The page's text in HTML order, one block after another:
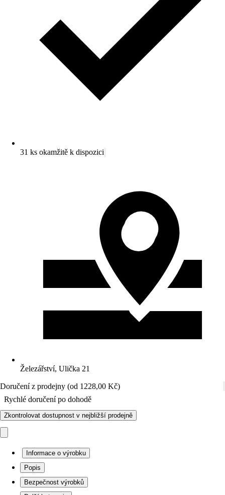
31 ks okamžitě k dispozici
Železářství, Ulička 21
Doručení z prodejny (od 1228,00 Kč)
Rychlé doručení po dohodě
Zkontrolovat dostupnost v nejbližší prodejně
Informace o výrobku
Popis
Bezpečnost výrobků